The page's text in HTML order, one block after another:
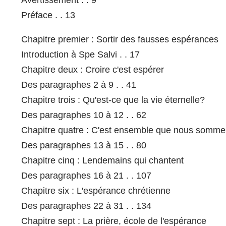
Préface . . 13
Chapitre premier : Sortir des fausses espérances
Introduction à Spe Salvi . . 17
Chapitre deux : Croire c'est espérer
Des paragraphes 2 à 9 . . 41
Chapitre trois : Qu'est-ce que la vie éternelle?
Des paragraphes 10 à 12 . . 62
Chapitre quatre : C'est ensemble que nous
Des paragraphes 13 à 15 . . 80
Chapitre cinq : Lendemains qui chantent
Des paragraphes 16 à 21 . . 107
Chapitre six : L'espérance chrétienne
Des paragraphes 22 à 31 . . 134
Chapitre sept : La prière, école de l'espérance